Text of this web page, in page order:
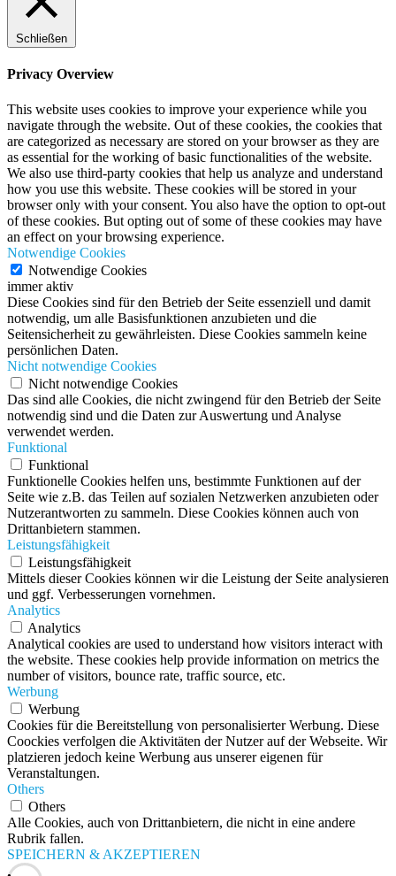
Schließen
Privacy Overview
This website uses cookies to improve your experience while you
navigate through the website. Out of these cookies, the cookies that
are categorized as necessary are stored on your browser as they are
as essential for the working of basic functionalities of the website.
We also use third-party cookies that help us analyze and understand
how you use this website. These cookies will be stored in your
browser only with your consent. You also have the option to opt-out
of these cookies. But opting out of some of these cookies may have
an effect on your browsing experience.
Notwendige Cookies
Notwendige Cookies
immer aktiv
Diese Cookies sind für den Betrieb der Seite essenziell und damit
notwendig, um alle Basisfunktionen anzubieten und die
Seitensicherheit zu gewährleisten. Diese Cookies sammeln keine
persönlichen Daten.
Nicht notwendige Cookies
Nicht notwendige Cookies
Das sind alle Cookies, die nicht zwingend für den Betrieb der Seite
notwendig sind und die Daten zur Auswertung und Analyse
verwendet werden.
Funktional
Funktional
Funktionelle Cookies helfen uns, bestimmte Funktionen auf der
Seite wie z.B. das Teilen auf sozialen Netzwerken anzubieten oder
Nutzerantworten zu sammeln. Diese Cookies können auch von
Drittanbietern stammen.
Leistungsfähigkeit
Leistungsfähigkeit
Mittels dieser Cookies können wir die Leistung der Seite analysieren
und ggf. Verbesserungen vornehmen.
Analytics
Analytics
Analytical cookies are used to understand how visitors interact with
the website. These cookies help provide information on metrics the
number of visitors, bounce rate, traffic source, etc.
Werbung
Werbung
Cookies für die Bereitstellung von personalisierter Werbung. Diese
Coockies verfolgen die Aktivitäten der Nutzer auf der Webseite. Wir
platzieren jedoch keine Werbung aus unserer eigenen für
Veranstaltungen.
Others
Others
Alle Cookies, auch von Drittanbietern, die nicht in eine andere
Rubrik fallen.
SPEICHERN & AKZEPTIEREN